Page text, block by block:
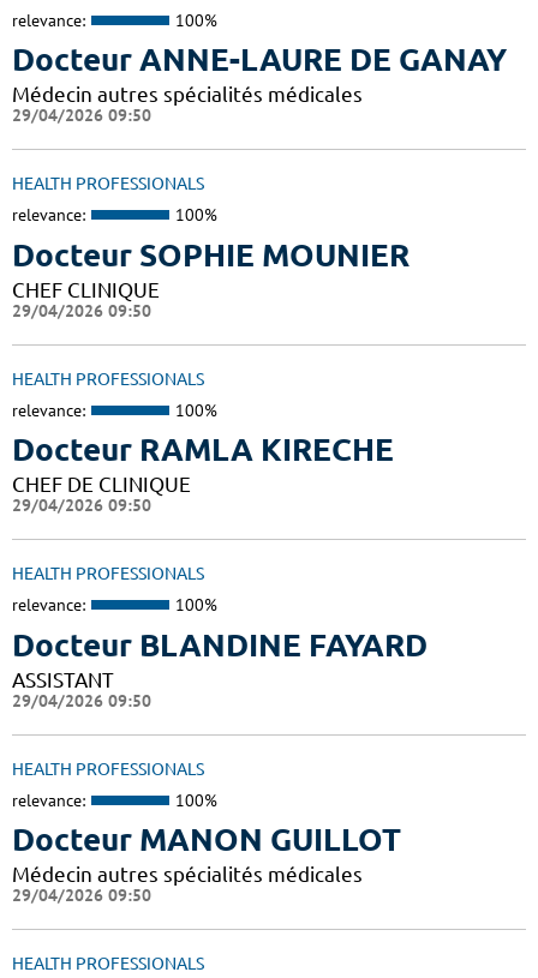
relevance: 100%
Docteur ANNE-LAURE DE GANAY
Médecin autres spécialités médicales
29/04/2026 09:50
HEALTH PROFESSIONALS
relevance: 100%
Docteur SOPHIE MOUNIER
CHEF CLINIQUE
29/04/2026 09:50
HEALTH PROFESSIONALS
relevance: 100%
Docteur RAMLA KIRECHE
CHEF DE CLINIQUE
29/04/2026 09:50
HEALTH PROFESSIONALS
relevance: 100%
Docteur BLANDINE FAYARD
ASSISTANT
29/04/2026 09:50
HEALTH PROFESSIONALS
relevance: 100%
Docteur MANON GUILLOT
Médecin autres spécialités médicales
29/04/2026 09:50
HEALTH PROFESSIONALS